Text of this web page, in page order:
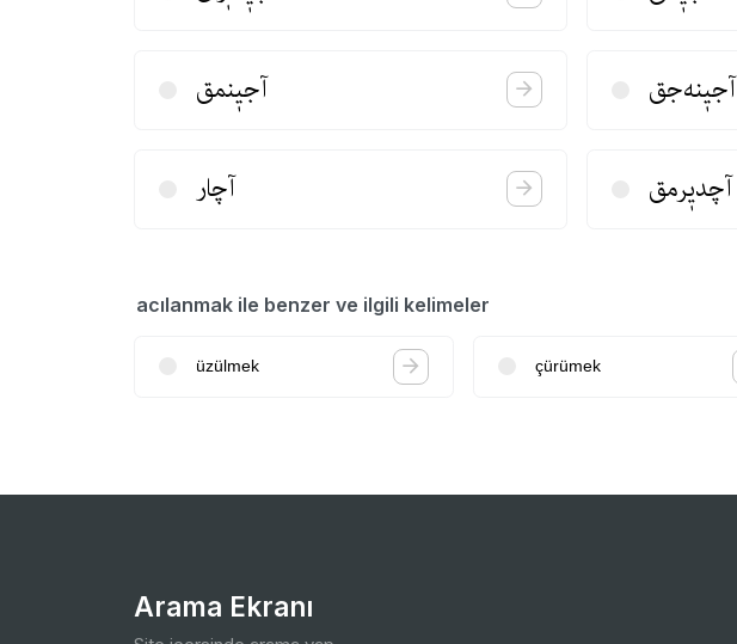
آجیٖنمق آجیٖنه‌جق
آچار آچدیٖرمق
acılanmak ile benzer ve ilgili kelimeler
üzülmek çürümek
Arama Ekranı